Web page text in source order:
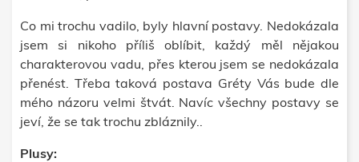
Co mi trochu vadilo, byly hlavní postavy. Nedokázala
jsem si nikoho příliš oblíbit, každý měl nějakou
charakterovou vadu, přes kterou jsem se nedokázala
přenést. Třeba taková postava Gréty Vás bude dle
mého názoru velmi štvát. Navíc všechny postavy se
jeví, že se tak trochu zbláznily..
Plusy: